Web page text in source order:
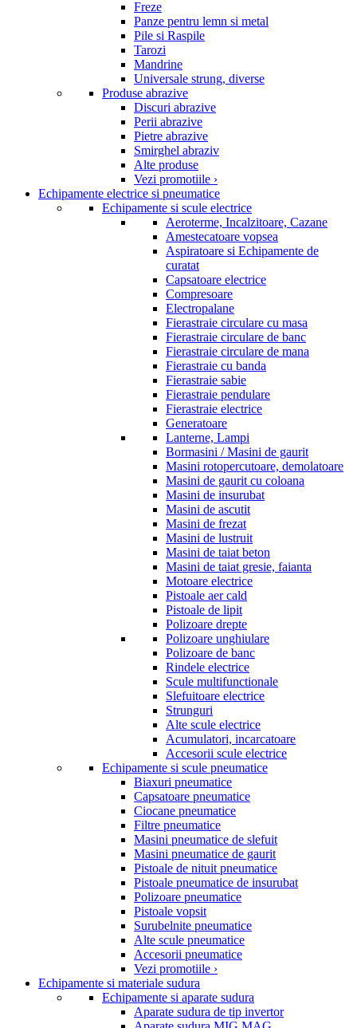
Freze
Panze pentru lemn si metal
Pile si Raspile
Tarozi
Mandrine
Universale strung, diverse
Produse abrazive
Discuri abrazive
Perii abrazive
Pietre abrazive
Smirghel abraziv
Alte produse
Vezi promotiile ›
Echipamente electrice si pneumatice
Echipamente si scule electrice
Aeroterme, Incalzitoare, Cazane
Amestecatoare vopsea
Aspiratoare si Echipamente de
curatat
Capsatoare electrice
Compresoare
Electropalane
Fierastraie circulare cu masa
Fierastraie circulare de banc
Fierastraie circulare de mana
Fierastraie cu banda
Fierastraie sabie
Fierastraie pendulare
Fierastraie electrice
Generatoare
Lanterne, Lampi
Bormasini / Masini de gaurit
Masini rotopercutoare, demolatoare
Masini de gaurit cu coloana
Masini de insurubat
Masini de ascutit
Masini de frezat
Masini de lustruit
Masini de taiat beton
Masini de taiat gresie, faianta
Motoare electrice
Pistoale aer cald
Pistoale de lipit
Polizoare drepte
Polizoare unghiulare
Polizoare de banc
Rindele electrice
Scule multifunctionale
Slefuitoare electrice
Strunguri
Alte scule electrice
Acumulatori, incarcatoare
Accesorii scule electrice
Echipamente si scule pneumatice
Biaxuri pneumatice
Capsatoare pneumatice
Ciocane pneumatice
Filtre pneumatice
Masini pneumatice de slefuit
Masini pneumatice de gaurit
Pistoale de nituit pneumatice
Pistoale pneumatice de insurubat
Polizoare pneumatice
Pistoale vopsit
Surubelnite pneumatice
Alte scule pneumatice
Accesorii pneumatice
Vezi promotiile ›
Echipamente si materiale sudura
Echipamente si aparate sudura
Aparate sudura de tip invertor